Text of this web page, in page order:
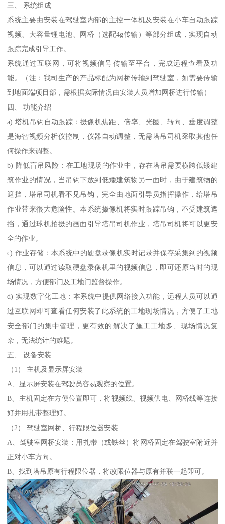
三、 系统组成
系统主要由安装在驾驶室内部的主控一体机及安装在小车自动跟踪
视频、大容量锂电池、网桥（选配4g传输）等部分组成，实现自动
跟踪完成引导工作。
系统通过互联网，可将视频信号传输至平台，完成远程查看及功
能。（注：我司生产的产品标配为网桥传输到驾驶室，如需要传输
到地面端项目部，需根据实际情况由安装人员增加网桥进行传输）
四、 功能介绍
a) 塔机吊钩自动跟踪：摄像机焦距、倍率、光圈、转向、垂度调整
是海智视频分析仪控制，仪器自动调整，无需塔吊司机采取其他任
何操作来调整。
b) 降低盲吊风险：在工地现场的作业中，存在塔吊需要横跨低矮建
筑作业的情况，当吊钩下放到低矮建筑物另一面时，由于建筑物的
遮挡，塔吊司机看不见吊钩，完全由地面引导员指挥操作，给塔吊
作业带来很大危险性。本系统摄像机将实时跟踪吊钩，不受建筑遮
挡，通过球机拍摄的画面引导塔吊司机作业，塔吊司机将可以更安
全的作业。
c) 作业存储：本系统中的硬盘录像机实时记录并保存采集到的视频
信息，可以通过读取硬盘录像机里的视频信息，即可还原当时的现
场情况，方便部门及工地门监督操作。
d) 实现数字化工地：本系统中提供网络接入功能，远程人员可以通
过互联网即可查看任何安装了此系统的工地现场情况，方便了工地
安全部门的集中管理，更有效的解决了施工工地多、现场情况复
杂，无法统计的难题。
五、 设备安装
（1） 主机及显示屏安装
A、显示屏安装在驾驶员容易观察的位置。
B、主机固定在方便位置即可，将视频线、视频供电、网桥线等连接
好并用扎带整理好。
（2） 驾驶室网桥、行程限位器安装
A、驾驶室网桥安装：用扎带（或铁丝）将网桥固定在驾驶室附近并
正对小车方向。
B、找到塔吊原有行程限位器，将改限位器与原有并联一起即可。